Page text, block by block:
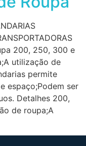
200, 250, 300 e
utilização de
permite
espaço;Podem ser
Detalhes 200,
de roupa;A